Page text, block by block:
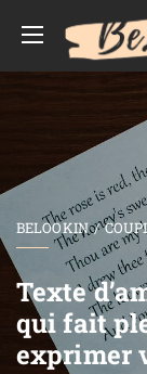
BELOOKIN
Texte
qui fait
exprimer